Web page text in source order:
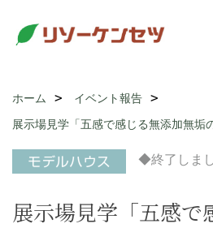
ホーム
イベント報告
展示場見学「五感で感じる無添加無垢
◆終了しま
展示場見学「五感で